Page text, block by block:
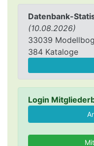
Datenbank-
(10.08.2026)
33039
384 Kataloge
Login